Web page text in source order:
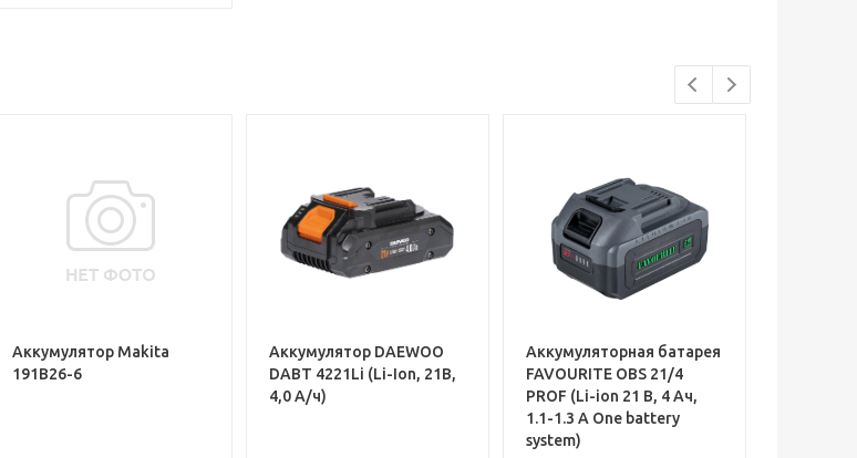
Аккумулятор Makita
191B26-6
Аккумулятор DAEWOO
DABT 4221Li (Li-Ion, 21В,
4,0 А/ч)
Аккумуляторная батарея
FAVOURITE OBS 21/4
PROF (Li-ion 21 В, 4 Ач,
1.1-1.3 А One battery
system)